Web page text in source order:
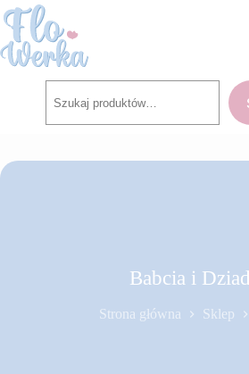
Przejdź
do
treści
Babcia i
Strona główna Sklep